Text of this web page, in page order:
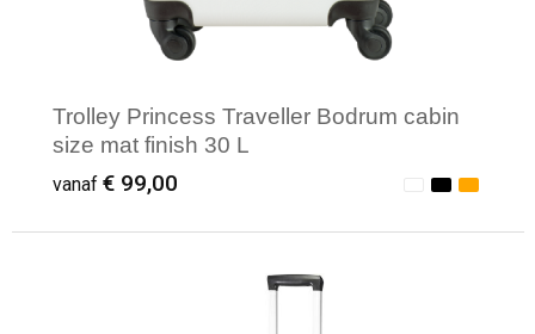
Trolley Princess Traveller Bodrum cabin
size mat finish 30 L
vanaf € 99,00